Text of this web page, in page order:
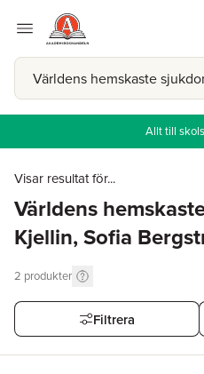
Allt till
Visar resultat för...
Världens
Kjellin, Sofia
2 produkter
Filtrera